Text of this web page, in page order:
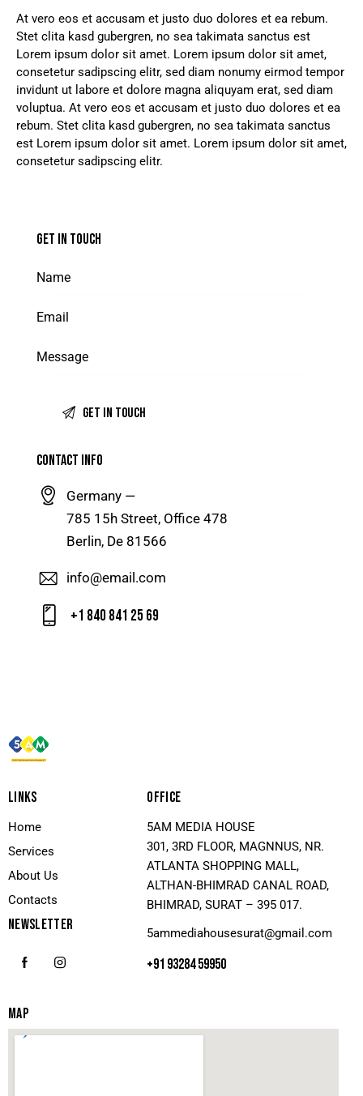
At vero eos et accusam et justo duo dolores et ea rebum.
Stet clita kasd gubergren, no sea takimata sanctus est
Lorem ipsum dolor sit amet. Lorem ipsum dolor sit amet,
consetetur sadipscing elitr, sed diam nonumy eirmod tempor
invidunt ut labore et dolore magna aliquyam erat, sed diam
voluptua. At vero eos et accusam et justo duo dolores et ea
rebum. Stet clita kasd gubergren, no sea takimata sanctus
est Lorem ipsum dolor sit amet. Lorem ipsum dolor sit amet,
consetetur sadipscing elitr.
GET IN TOUCH
CONTACT INFO
Germany —
785 15h Street, Office 478
Berlin, De 81566
info@email.com
+1 840 841 25 69
LINKS
Home
Services
About Us
Contacts
NEWSLETTER
OFFICE
5AM MEDIA HOUSE
301, 3RD FLOOR, MAGNNUS, NR.
ATLANTA SHOPPING MALL,
ALTHAN-BHIMRAD CANAL ROAD,
BHIMRAD, SURAT – 395 017.
5ammediahousesurat@gmail.com
+91 93284 59950
MAP